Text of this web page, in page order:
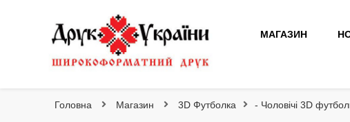
Друк України
МАГАЗИН
Головна Магазин 3D Футболка - Чоловічі 3D